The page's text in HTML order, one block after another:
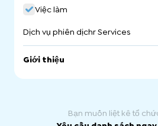
Việc làm
Dịch vụ phiên dịchr Services
Giới thiệu
Islander backgrounds come
Bạn muốn liệt kê tổ